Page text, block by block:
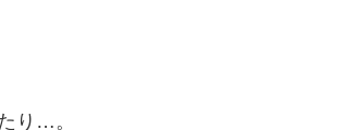
り…。